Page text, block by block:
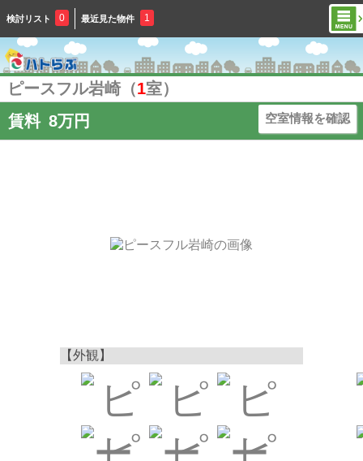
検討リスト 0 最近見た物件 1
ピースフル岩崎（1室）
賃料 8万円 空室情報を確認
【外観】